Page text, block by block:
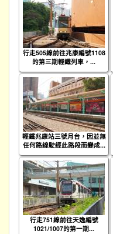
行走505線前往兆康編號1108
的第三期輕鐵列車，...
輕鐵兆康站三號月台，因並無
任何路線駛經此路段而變成...
行走751線前往天逸編號
1021/1007的第一期...